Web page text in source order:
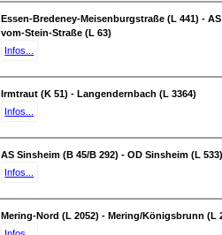
Essen-Bredeney-Meisenburgstraße (L 441) -
vom-Stein-Straße (L 63)
Infos...
Irmtraut (K 51) - Langendernbach (L 3364)
Infos...
AS Sinsheim (B 45/B 292) - OD Sinsheim (L 533)
Infos...
Mering-Nord (L 2052) - Mering/Königsbrunn (L